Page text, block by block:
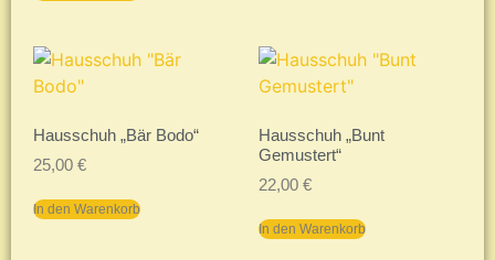
Hausschuh „Bär Bodo“
25,00 €
In den Warenkorb
Hausschuh „Bunt
Gemustert“
22,00 €
In den Warenkorb